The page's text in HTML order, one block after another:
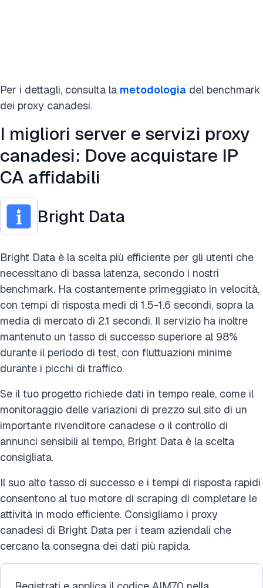
Per i dettagli, consulta la metodologia del benchmark
dei proxy canadesi.
I migliori server e servizi proxy
canadesi: Dove acquistare IP
CA affidabili
Bright Data
Bright Data è la scelta più efficiente per gli utenti che
necessitano di bassa latenza, secondo i nostri
benchmark. Ha costantemente primeggiato in velocità,
con tempi di risposta medi di 1.5-1.6 secondi, sopra la
media di mercato di 2.1 secondi. Il servizio ha inoltre
mantenuto un tasso di successo superiore al 98%
durante il periodo di test, con fluttuazioni minime
durante i picchi di traffico.
Se il tuo progetto richiede dati in tempo reale, come il
monitoraggio delle variazioni di prezzo sul sito di un
importante rivenditore canadese o il controllo di
annunci sensibili al tempo, Bright Data è la scelta
consigliata.
Il suo alto tasso di successo e i tempi di risposta rapidi
consentono al tuo motore di scraping di completare le
attività in modo efficiente. Consigliamo i proxy
canadesi di Bright Data per i team aziendali che
cercano la consegna dei dati più rapida.